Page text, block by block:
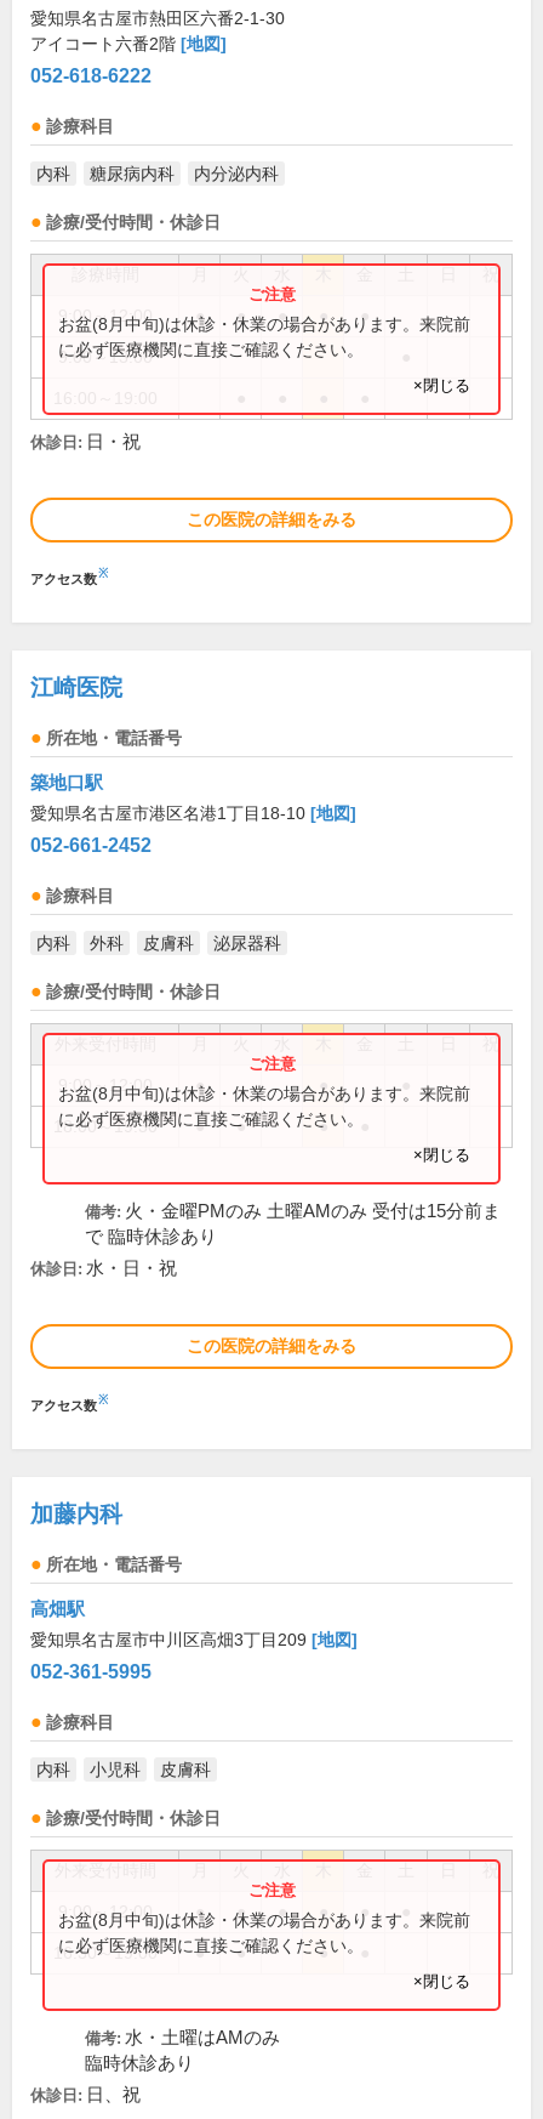
愛知県名古屋市熱田区六番2-1-30
アイコート六番2階 [地図]
052-618-6222
診療科目
内科 糖尿病内科 内分泌内科
診療/受付時間・休診日
祝
9:00～12:00 ● ● ● ● ●
9:00～13:00
お盆(8月中旬)は休診・休業の場合があります。来院前
に必ず医療機関に直接ご確認ください。
×閉じる
休診日: 日・祝
この医院の詳細をみる
アクセス数※
江崎医院
所在地・電話番号
築地口駅
愛知県名古屋市港区名港1丁目18-10 [地図]
052-661-2452
診療科目
内科 外科 皮膚科 泌尿器科
診療/受付時間・休診日
祝
9:00～12:00 ● ●
18:00～19:30 ● ● ●
お盆(8月中旬)は休診・休業の場合があります。来院前
に必ず医療機関に直接ご確認ください。
×閉じる
備考: 火・金曜PMのみ 土曜AMのみ 受付は15分前ま
で 臨時休診あり
休診日: 水・日・祝
この医院の詳細をみる
アクセス数※
加藤内科
所在地・電話番号
高畑駅
愛知県名古屋市中川区高畑3丁目209 [地図]
052-361-5995
診療科目
内科 小児科 皮膚科
診療/受付時間・休診日
祝
9:00～12:00 ● ● ● ● ●
16:30～19:00 ● ● ●
お盆(8月中旬)は休診・休業の場合があります。来院前
に必ず医療機関に直接ご確認ください。
×閉じる
備考: 水・土曜はAMのみ
臨時休診あり
休診日: 日、祝